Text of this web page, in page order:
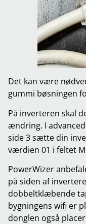
Det kan være
gummi bøsningen
På inverteren skal
ændring. I
side 3 sætte din
værdien 01 i feltet
PowerWizer
på siden af
dobbeltklæbende
bygningens wifi er
donglen også